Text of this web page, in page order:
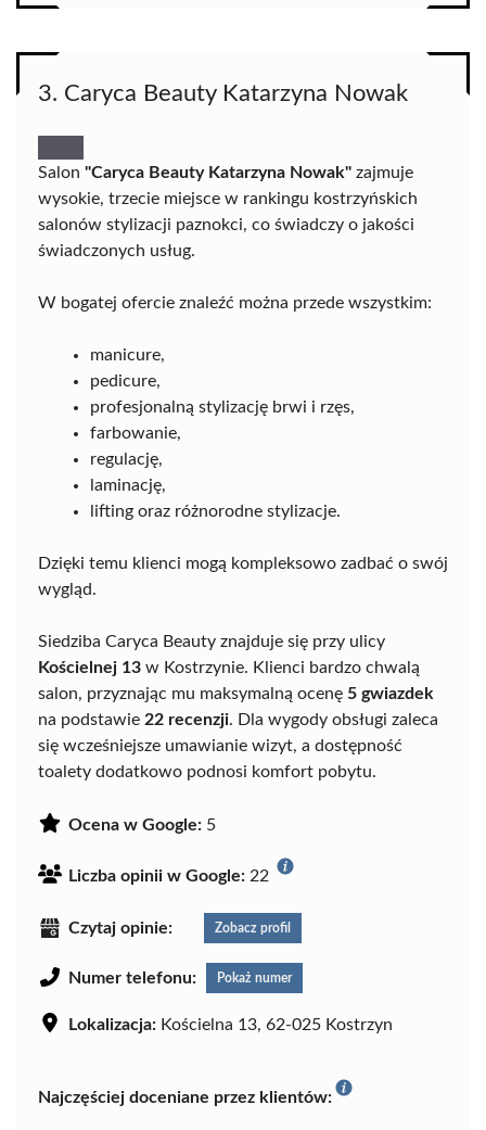
3. Caryca Beauty Katarzyna Nowak
Salon "Caryca Beauty Katarzyna Nowak" zajmuje
wysokie, trzecie miejsce w rankingu kostrzyńskich
salonów stylizacji paznokci, co świadczy o jakości
świadczonych usług.
W bogatej ofercie znaleźć można przede wszystkim:
manicure,
pedicure,
profesjonalną stylizację brwi i rzęs,
farbowanie,
regulację,
laminację,
lifting oraz różnorodne stylizacje.
Dzięki temu klienci mogą kompleksowo zadbać o swój
wygląd.
Siedziba Caryca Beauty znajduje się przy ulicy
Kościelnej 13 w Kostrzynie. Klienci bardzo chwalą
salon, przyznając mu maksymalną ocenę 5 gwiazdek
na podstawie 22 recenzji. Dla wygody obsługi zaleca
się wcześniejsze umawianie wizyt, a dostępność
toalety dodatkowo podnosi komfort pobytu.
Ocena w Google: 5
Liczba opinii w Google: 22
Czytaj opinie: Zobacz profil
Numer telefonu: Pokaż numer
Lokalizacja: Kościelna 13, 62-025 Kostrzyn
Najczęściej doceniane przez klientów: